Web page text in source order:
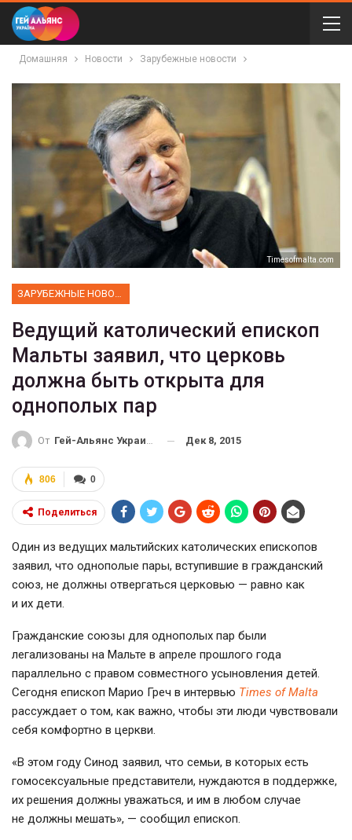
Домашняя Новости Зарубежные новости
Тimesofmalta.com
Ведущий католический епископ
Мальты заявил, что церковь
должна быть открыта для
однополых пар
От Гей-Альянс Украина Дек 8, 2015
0
806
Поделиться
Один из ведущих мальтийских католических епископов
заявил, что однополые пары, вступившие в гражданский
союз, не должны отвергаться церковью — равно как
и их дети.
Гражданские союзы для однополых пар были
легализованы на Мальте в апреле прошлого года
параллельно с правом совместного усыновления детей.
Сегодня епископ Марио Греч в интервью Times of Malta
рассуждает о том, как важно, чтобы эти люди чувствовали
себя комфортно в церкви.
«В этом году Синод заявил, что семьи, в которых есть
гомосексуальные представители, нуждаются в поддержке,
их решения должны уважаться, и им в любом случае
не должны мешать», — сообщил епископ.